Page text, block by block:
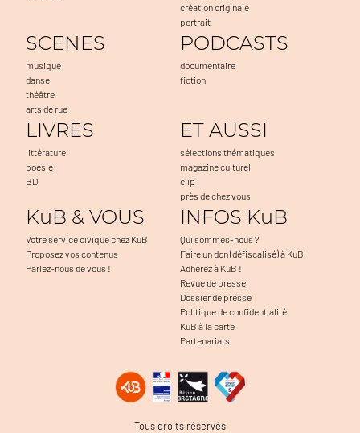
création originale
portrait
SCENES
musique
danse
théâtre
arts de rue
PODCASTS
documentaire
fiction
LIVRES
littérature
poésie
BD
ET AUSSI
sélections thématiques
magazine culturel
clip
près de chez vous
KuB & VOUS
Votre service civique chez KuB
Proposez vos contenus
Parlez-nous de vous !
INFOS KuB
Qui sommes-nous ?
Faire un don (défiscalisé) à KuB
Adhérez à KuB !
Revue de presse
Dossier de presse
Politique de confidentialité
KuB à la carte
Partenariats
Tous droits réservés